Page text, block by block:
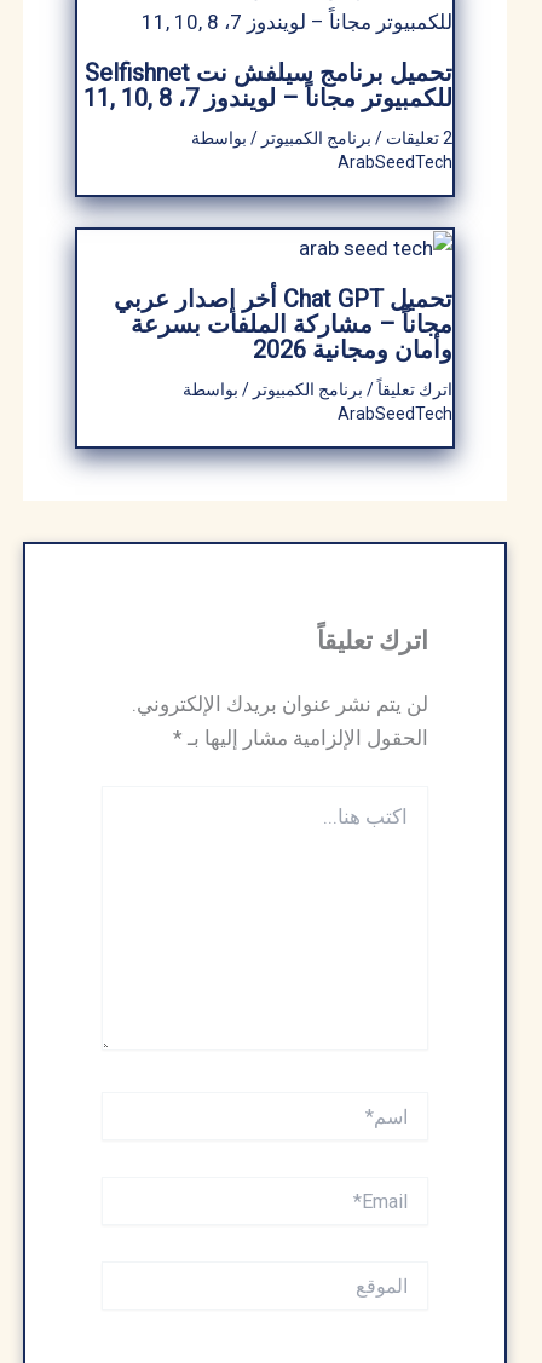
تحميل برنامج سيلفش نت Selfishnet
للكمبيوتر مجاناً – لويندوز 7، 8 ,10 ,11
/ برنامج الكمبيوتر/ بواسطة
ArabSeedTech
تحميل Chat GPT أخر إصدار عربي
مجاناً – مشاركة الملفات بسرعة
وأمان ومجانية 2026
اترك تعليقاً/ برنامج الكمبيوتر/ بواسطة
ArabSeedTech
اترك تعليقاً
لن يتم نشر عنوان بريدك الإلكتروني.
الحقول الإلزامية مشار إليها بـ*